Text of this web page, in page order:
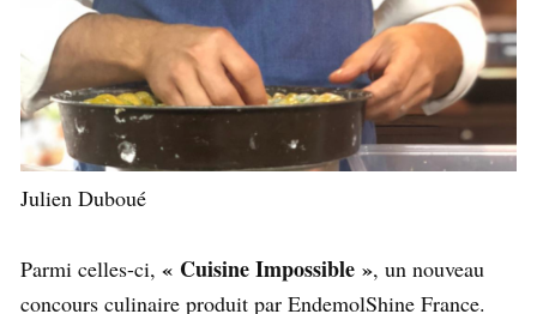
Julien Duboué
Parmi celles-ci, « Cuisine Impossible », un nouveau
concours culinaire produit par EndemolShine France.